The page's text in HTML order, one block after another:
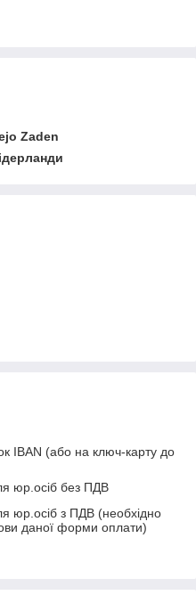
Zaden
IBAN (або на ключ-карту до
юр.осіб без ПДВ
юр.осіб з ПДВ (необхідно
даної форми оплати)